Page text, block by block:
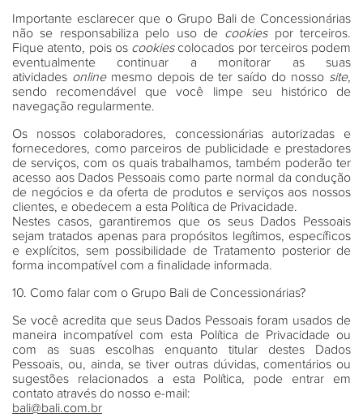
Importante esclarecer que o Grupo Bali de Concessionárias
não se responsabiliza pelo uso de cookiespor terceiros.
Fique atento, pois os cookiescolocados por terceiros podem
eventualmente continuar a monitorar as suas
atividades onlinemesmo depois de ter saído do nosso site,
sendo recomendável que você limpe seu histórico de
navegação regularmente.
Os nossos colaboradores, concessionárias autorizadas e
fornecedores, como parceiros de publicidade e prestadores
de serviços, com os quais trabalhamos, também poderão ter
acesso aos Dados Pessoais como parte normal da condução
de negócios e da oferta de produtos e serviços aos nossos
clientes, e obedecem a esta Política de Privacidade.
Nestes casos, garantiremos que os seus Dados Pessoais
sejam tratados apenas para propósitos legítimos, específicos
e explícitos, sem possibilidade de Tratamento posterior de
forma incompatível com a finalidade informada.
10. Como falar com o Grupo Bali de Concessionárias?
Se você acredita que seus Dados Pessoais foram usados de
maneira incompatível com esta Política de Privacidade ou
com as suas escolhas enquanto titular destes Dados
Pessoais, ou, ainda, se tiver outras dúvidas, comentários ou
sugestões relacionados a esta Política, pode entrar em
contato através do nosso e-mail:
bali@bali.com.br